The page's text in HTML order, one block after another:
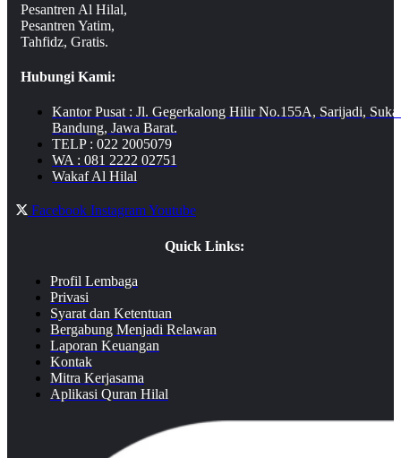
Pesantren Al Hilal,
Pesantren Yatim,
Tahfidz, Gratis.
Hubungi Kami:
Kantor Pusat : Jl. Gegerkalong Hilir No.155A, Sarijadi,
Bandung, Jawa Barat.
TELP : 022 2005079
WA : 081 2222 02751
Wakaf Al Hilal
Facebook InstagramYoutube
Quick Links:
Profil Lembaga
Privasi
Syarat dan Ketentuan
Bergabung Menjadi Relawan
Laporan Keuangan
Kontak
Mitra Kerjasama
Aplikasi Quran Hilal